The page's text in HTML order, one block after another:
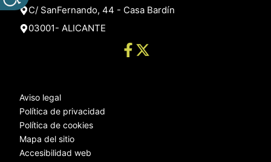
C/ SanFernando, 44 - Casa Bardín
03001- ALICANTE
Aviso legal
Política de privacidad
Política de cookies
Mapa del sitio
Accesibilidad web